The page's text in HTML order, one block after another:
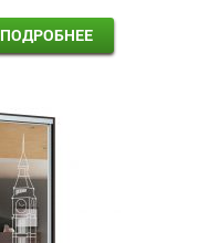
ПОДРОБНЕЕ